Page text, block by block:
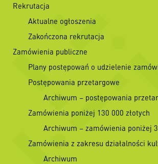
Rekrutacja
Aktualne ogłoszenia
Zakończona rekrutacja
Zamówienia publiczne
Plany postępowań o udzielenie
Postępowania przetargowe
Archiwum – postępowania
Zamówienia poniżej 130 000 złotych
Archiwum – zamówienia poniżej
Zamówienia z zakresu działalności
Archiwum